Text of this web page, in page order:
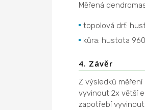
Měřená
topolová drť:
kůra: hustota
4. Závěr
Z výsledků
vyvinout 2x větší
zapotřebí